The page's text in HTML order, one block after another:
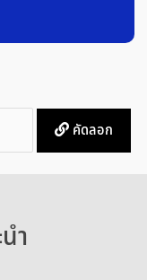
คัดลอก
ำ